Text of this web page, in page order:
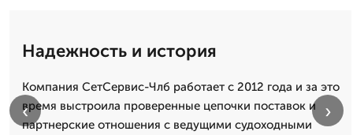
Надежность и история
Компания СетСервис-Члб работает с 2012 года и за это
время выстроила проверенные цепочки поставок и
партнерские отношения с ведущими судоходными
‹ ›